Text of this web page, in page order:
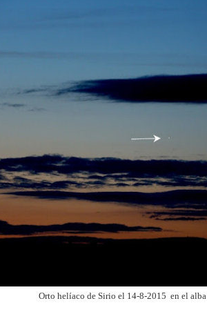
Orto helíaco de Sirio el 14-8-2015 en el